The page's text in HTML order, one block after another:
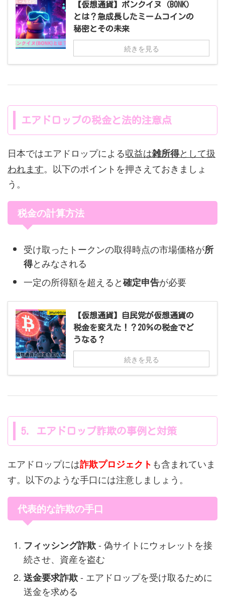
【仮想通貨】ボンクイヌ（BONK）
とは？急成長したミームコインの
秘密とその未来
続きを見る
エアドロップの税金と法的注意点
日本ではエアドロップによる収益は雑所得として扱
われます。以下のポイントを押さえておきましょ
う。
税金の計算方法
受け取ったトークンの取得時点の市場価格が所
得とみなされる
一定の所得額を超えると確定申告が必要
【仮想通貨】自民党が仮想通貨の
税金を変えた！？20％の税金でど
うなる？
続きを見る
5. エアドロップ詐欺の事例と対策
エアドロップには詐欺プロジェクト も含まれていま
す。以下のような手口には注意しましょう。
代表的な詐欺の手口
フィッシング詐欺- 偽サイトにウォレットを接
続させ、資産を盗む
送金要求詐欺- エアドロップを受け取るために
送金を求める